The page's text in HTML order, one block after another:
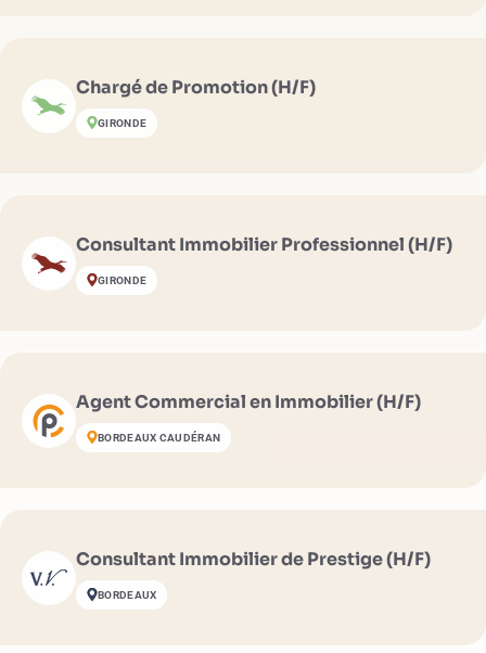
Chargé de Promotion (H/F)
GIRONDE
Consultant Immobilier Professionnel (H/F)
GIRONDE
Agent Commercial en Immobilier (H/F)
BORDEAUX CAUDÉRAN
Consultant Immobilier de Prestige (H/F)
BORDEAUX